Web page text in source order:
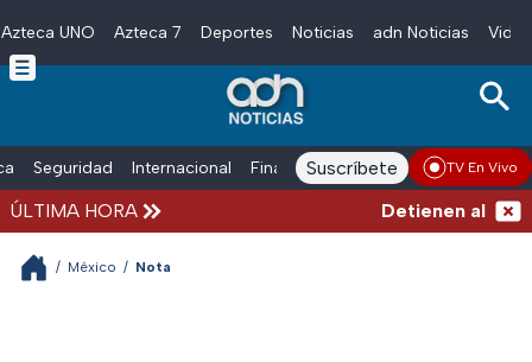
Skip to main content
Azteca UNO Azteca 7 Deportes Noticias adn Noticias
Seguridad Internacional Finanzas adn Noticias Radio
Suscríbete TV En Vivo
ÚLTIMA HORA Detienen al
/ México / Nota